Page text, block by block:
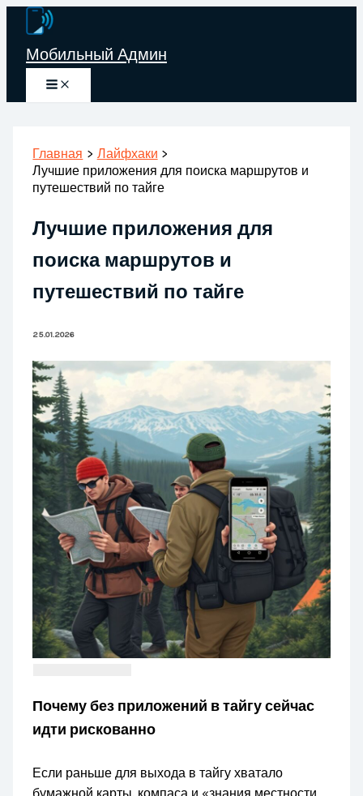
Перейти
содержимому
Мобильный Админ
Главная
Лайфхаки
Лучшие приложения для поиска маршрутов и
путешествий по тайге
Лучшие приложения для
поиска маршрутов и
путешествий по тайге
25.01.2026
Почему без приложений в тайгу сейчас
идти рискованно
Если раньше для выхода в тайгу хватало